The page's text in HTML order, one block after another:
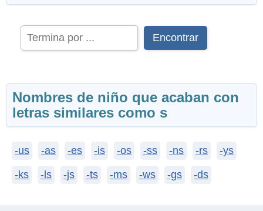
Encontrar
Nombres de niño que acaban con
letras similares como s
-us -as -es -is -os -ss -ns -rs -ys
-ks -ls -js -ts -ms -ws -gs -ds